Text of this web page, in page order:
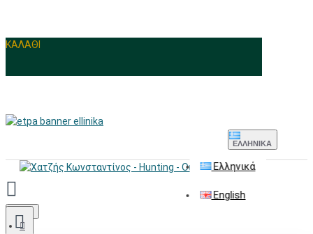
ΚΑΛΑΘΙ
ΕΛΛΗΝΙΚΆ
Ελληνικά
English
Menu